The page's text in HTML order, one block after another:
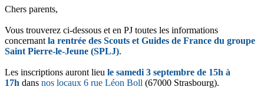
Chers parents,
Vous trouverez ci-dessous et en PJ toutes les informations
concernant la rentrée des Scouts et Guides de France du groupe
Saint Pierre-le-Jeune (SPLJ).
Les inscriptions auront lieu le samedi 3 septembre de 15h à
17h dans nos locaux 6 rue Léon Boll (67000 Strasbourg).